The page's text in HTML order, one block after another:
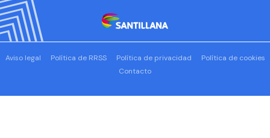
Aviso legal Política de RRSS Política de privacidad
Política de cookies
Contacto